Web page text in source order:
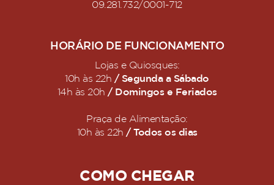
09.281.732/0001-712
HORÁRIO DE FUNCIONAMENTO
Lojas e Quiosques:
10h às 22h / Segunda a Sábado
14h às 20h / Domingos e Feriados
Praça de Alimentação:
10h às 22h / Todos os dias
COMO CHEGAR